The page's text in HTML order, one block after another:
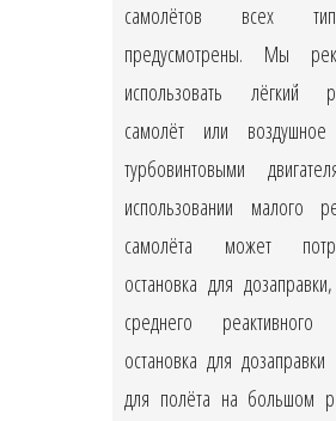
самолётов всех
предусмотрены. Мы
использовать лёгкий
самолёт или
турбовинтовыми
использовании малого
самолёта может
остановка для
среднего реактивного
остановка для
для полёта на большом